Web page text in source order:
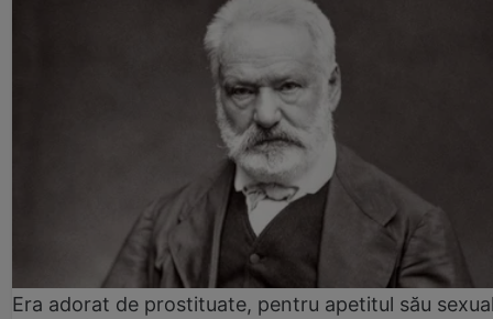
Era adorat de prostituate, pentru apetitul său